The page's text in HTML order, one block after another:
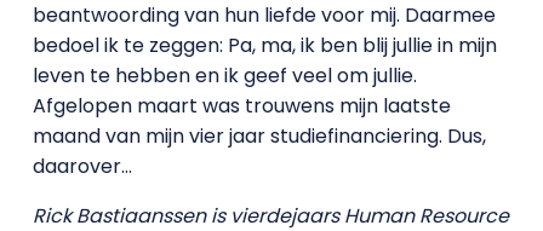
beantwoording van hun liefde voor mij. Daarmee
bedoel ik te zeggen: Pa, ma, ik ben blij jullie in mijn
leven te hebben en ik geef veel om jullie.
Afgelopen maart was trouwens mijn laatste
maand van mijn vier jaar studiefinanciering. Dus,
daarover…
Rick Bastiaanssen is vierdejaars Human Resource